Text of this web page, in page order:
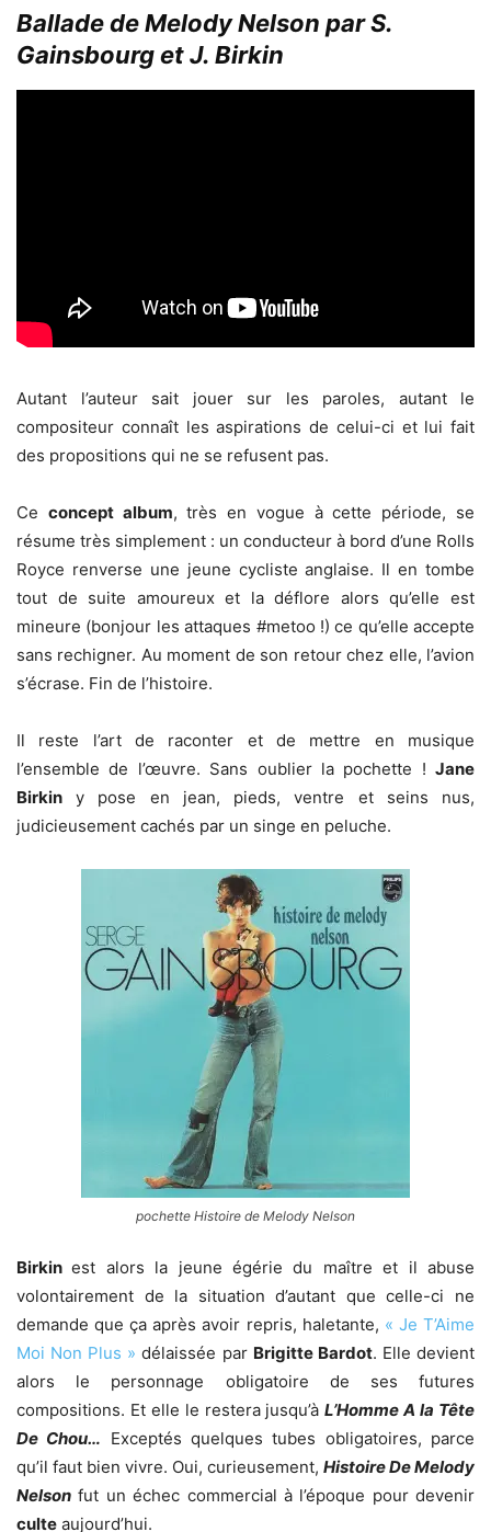
Ballade de Melody Nelson par S.
Gainsbourg et J. Birkin
Autant l’auteur sait jouer sur les paroles, autant le
compositeur connaît les aspirations de celui-ci et lui fait
des propositions qui ne se refusent pas.
Ce concept album, très en vogue à cette période, se
résume très simplement : un conducteur à bord d’une Rolls
Royce renverse une jeune cycliste anglaise. Il en tombe
tout de suite amoureux et la déflore alors qu’elle est
mineure (bonjour les attaques #metoo !) ce qu’elle accepte
sans rechigner. Au moment de son retour chez elle, l’avion
s’écrase. Fin de l’histoire.
Il reste l’art de raconter et de mettre en musique
l’ensemble de l’œuvre. Sans oublier la pochette ! Jane
Birkin y pose en jean, pieds, ventre et seins nus,
judicieusement cachés par un singe en peluche.
pochette Histoire de Melody Nelson
Birkinest alors la jeune égérie du maître et il abuse
volontairement de la situation d’autant que celle-ci ne
demande que ça après avoir repris, haletante, « Je T’Aime
Moi Non Plus » délaissée par Brigitte Bardot. Elle devient
alors le personnage obligatoire de ses futures
compositions. Et elle le restera jusqu’àL’Homme A la Tête
De Chou… Exceptés quelques tubes obligatoires, parce
qu’il faut bien vivre. Oui, curieusement, Histoire De Melody
Nelson fut un échec commercial à l’époque pour devenir
culte aujourd’hui.